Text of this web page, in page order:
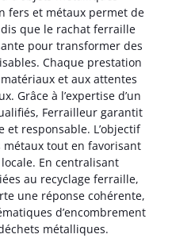
fers et métaux permet de
que le rachat ferraille
pour transformer des
Chaque prestation
et aux attentes
Grâce à l’expertise d’un
Ferrailleur garantit
responsable. L’objectif
tout en favorisant
En centralisant
au recyclage ferraille,
une réponse cohérente,
d’encombrement
métalliques.